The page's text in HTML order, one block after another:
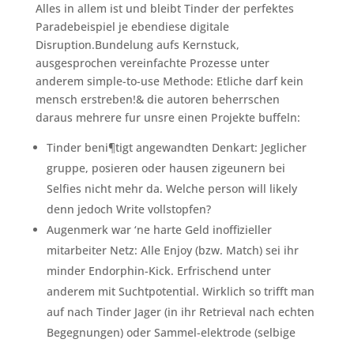
Alles in allem ist und bleibt Tinder der perfektes
Paradebeispiel je ebendiese digitale
Disruption.Bundelung aufs Kernstuck,
ausgesprochen vereinfachte Prozesse unter
anderem simple-to-use Methode: Etliche darf kein
mensch erstreben!& die autoren beherrschen
daraus mehrere fur unsre einen Projekte buffeln:
Tinder beni¶tigt angewandten Denkart: Jeglicher
gruppe, posieren oder hausen zigeunern bei
Selfies nicht mehr da. Welche person will likely
denn jedoch Write vollstopfen?
Augenmerk war ‘ne harte Geld inoffizieller
mitarbeiter Netz: Alle Enjoy (bzw. Match) sei ihr
minder Endorphin-Kick. Erfrischend unter
anderem mit Suchtpotential. Wirklich so trifft man
auf nach Tinder Jager (in ihr Retrieval nach echten
Begegnungen) oder Sammel-elektrode (selbige